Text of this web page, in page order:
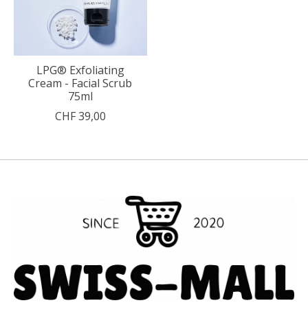
LPG® Exfoliating
Cream - Facial Scrub
75ml
CHF 39,00